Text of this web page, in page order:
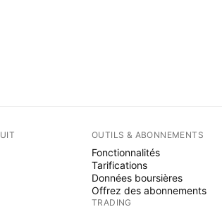
OUTILS & ABONNEMENTS
Fonctionnalités
Tarifications
Données boursières
Offrez des abonnements
TRADING